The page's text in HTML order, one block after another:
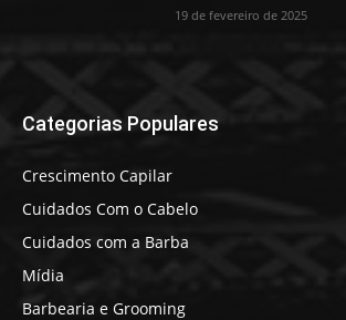
19 de fevereiro de 2025
Categorias Populares
Crescimento Capilar
Cuidados Com o Cabelo
Cuidados com a Barba
Mídia
Barbearia e Grooming